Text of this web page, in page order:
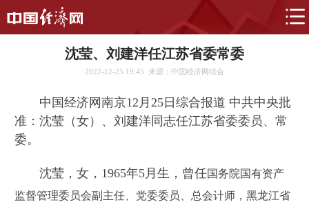
沈莹、刘建洋任江苏省委常委
2022-12-25 19:45 来源：中国经济网综合
中国经济网南京12月25日综合报道 中共中央批
准：沈莹（女）、刘建洋同志任江苏省委委员、常
委。
沈莹，女，1965年5月生，曾任国务院国有资产
监督管理委员会副主任、党委委员、总会计师，黑龙江省